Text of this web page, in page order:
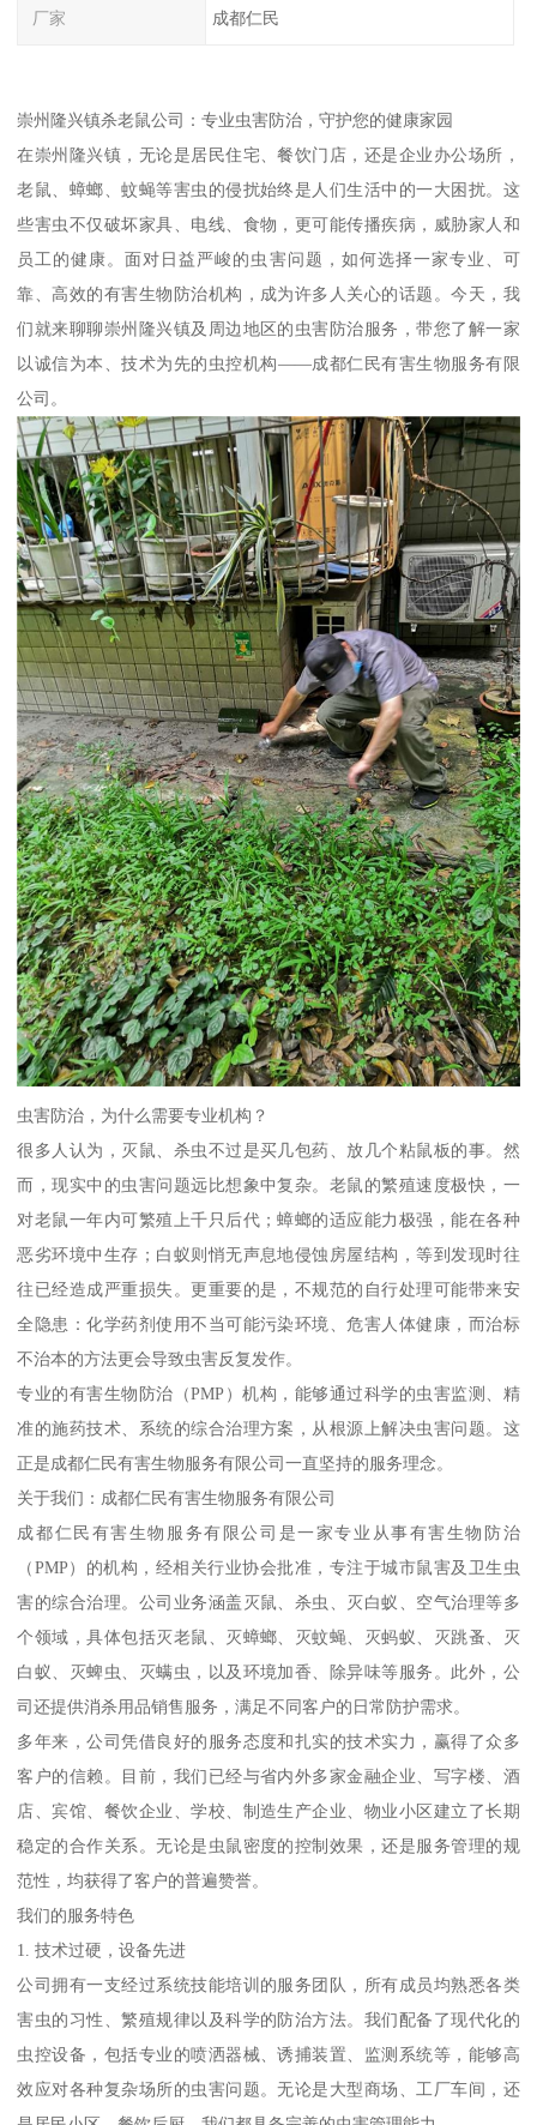
厂家 成都仁民
崇州隆兴镇杀老鼠公司：专业虫害防治，守护您的健康家园
在崇州隆兴镇，无论是居民住宅、餐饮门店，还是企业办公场所，
老鼠、蟑螂、蚊蝇等害虫的侵扰始终是人们生活中的一大困扰。这
些害虫不仅破坏家具、电线、食物，更可能传播疾病，威胁家人和
员工的健康。面对日益严峻的虫害问题，如何选择一家专业、可
靠、高效的有害生物防治机构，成为许多人关心的话题。今天，我
们就来聊聊崇州隆兴镇及周边地区的虫害防治服务，带您了解一家
以诚信为本、技术为先的虫控机构——成都仁民有害生物服务有限
公司。
虫害防治，为什么需要专业机构？
很多人认为，灭鼠、杀虫不过是买几包药、放几个粘鼠板的事。然
而，现实中的虫害问题远比想象中复杂。老鼠的繁殖速度极快，一
对老鼠一年内可繁殖上千只后代；蟑螂的适应能力极强，能在各种
恶劣环境中生存；白蚁则悄无声息地侵蚀房屋结构，等到发现时往
往已经造成严重损失。更重要的是，不规范的自行处理可能带来安
全隐患：化学药剂使用不当可能污染环境、危害人体健康，而治标
不治本的方法更会导致虫害反复发作。
专业的有害生物防治（PMP）机构，能够通过科学的虫害监测、精
准的施药技术、系统的综合治理方案，从根源上解决虫害问题。这
正是成都仁民有害生物服务有限公司一直坚持的服务理念。
关于我们：成都仁民有害生物服务有限公司
成都仁民有害生物服务有限公司是一家专业从事有害生物防治
（PMP）的机构，经相关行业协会批准，专注于城市鼠害及卫生虫
害的综合治理。公司业务涵盖灭鼠、杀虫、灭白蚁、空气治理等多
个领域，具体包括灭老鼠、灭蟑螂、灭蚊蝇、灭蚂蚁、灭跳蚤、灭
白蚁、灭蜱虫、灭螨虫，以及环境加香、除异味等服务。此外，公
司还提供消杀用品销售服务，满足不同客户的日常防护需求。
多年来，公司凭借良好的服务态度和扎实的技术实力，赢得了众多
客户的信赖。目前，我们已经与省内外多家金融企业、写字楼、酒
店、宾馆、餐饮企业、学校、制造生产企业、物业小区建立了长期
稳定的合作关系。无论是虫鼠密度的控制效果，还是服务管理的规
范性，均获得了客户的普遍赞誉。
我们的服务特色
1. 技术过硬，设备先进
公司拥有一支经过系统技能培训的服务团队，所有成员均熟悉各类
害虫的习性、繁殖规律以及科学的防治方法。我们配备了现代化的
虫控设备，包括专业的喷洒器械、诱捕装置、监测系统等，能够高
效应对各种复杂场所的虫害问题。无论是大型商场、工厂车间，还